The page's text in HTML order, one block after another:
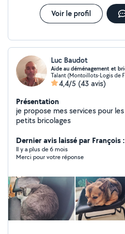
Voir le profil
Luc Baudot
Aide au déménagement et
Talant (Montoillots-Logis de
4,4/5 (43 avis)
Présentation
je propose mes services pour
petits bricolages
Dernier avis laissé par François
Il y a plus de 6 mois
Merci pour votre réponse